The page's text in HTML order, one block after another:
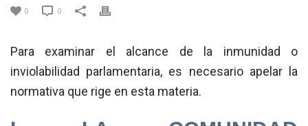
0 0
Para examinar el alcance de la inmunidad o
inviolabilidad parlamentaria, es necesario apelar la
normativa que rige en esta materia.